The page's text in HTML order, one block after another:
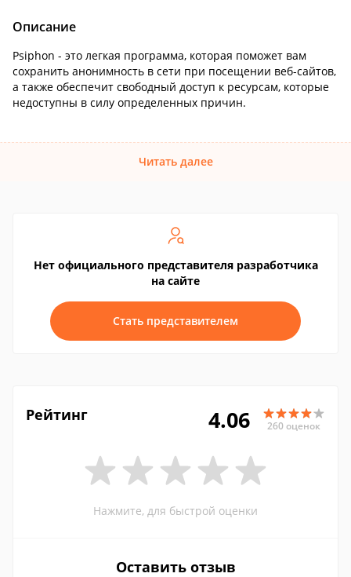
Описание
Psiphon - это легкая программа, которая поможет вам
сохранить анонимность в сети при посещении веб-сайтов,
а также обеспечит свободный доступ к ресурсам, которые
недоступны в силу определенных причин.
Читать далее
Нет официального представителя разработчика
на сайте
Стать представителем
Рейтинг 4.06 260 оценок
Нажмите, для быстрой оценки
Оставить отзыв